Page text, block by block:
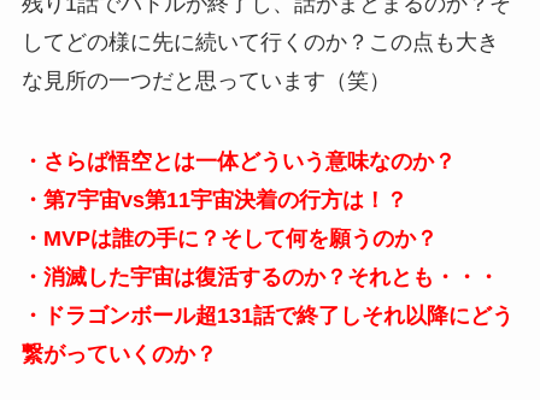
してどの様に先に続いて行くのか？この点も大き
な見所の一つだと思っています（笑）
・さらば悟空とは一体どういう意味なのか？
・第7宇宙vs第11宇宙決着の行方は！？
・MVPは誰の手に？そして何を願うのか？
・消滅した宇宙は復活するのか？それとも・・・
・ドラゴンボール超131話で終了しそれ以降にどう
繋がっていくのか？